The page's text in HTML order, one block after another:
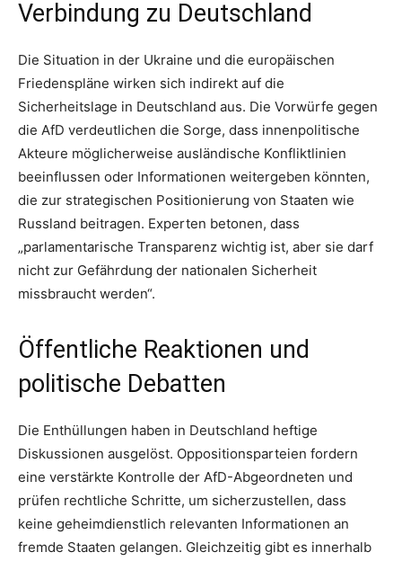
Verbindung zu Deutschland
Die Situation in der Ukraine und die europäischen
Friedenspläne wirken sich indirekt auf die
Sicherheitslage in Deutschland aus. Die Vorwürfe gegen
die AfD verdeutlichen die Sorge, dass innenpolitische
Akteure möglicherweise ausländische Konfliktlinien
beeinflussen oder Informationen weitergeben könnten,
die zur strategischen Positionierung von Staaten wie
Russland beitragen. Experten betonen, dass
„parlamentarische Transparenz wichtig ist, aber sie darf
nicht zur Gefährdung der nationalen Sicherheit
missbraucht werden“.
Öffentliche Reaktionen und
politische Debatten
Die Enthüllungen haben in Deutschland heftige
Diskussionen ausgelöst. Oppositionsparteien fordern
eine verstärkte Kontrolle der AfD-Abgeordneten und
prüfen rechtliche Schritte, um sicherzustellen, dass
keine geheimdienstlich relevanten Informationen an
fremde Staaten gelangen. Gleichzeitig gibt es innerhalb